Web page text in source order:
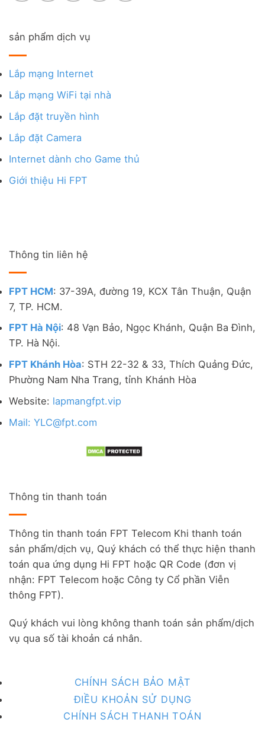
sản phẩm dịch vụ
Lắp mạng Internet
Lắp mạng WiFi tại nhà
Lắp đặt truyền hình
Lắp đặt Camera
Internet dành cho Game thủ
Giới thiệu Hi FPT
Thông tin liên hệ
FPT HCM: 37-39A, đường 19, KCX Tân Thuận, Quận
7, TP. HCM.
FPT Hà Nội: 48 Vạn Bảo, Ngọc Khánh, Quận Ba Đình,
TP. Hà Nội.
FPT Khánh Hòa: STH 22-32 & 33, Thích Quảng Đức,
Phường Nam Nha Trang, tỉnh Khánh Hòa
Website: lapmangfpt.vip
Mail: YLC@fpt.com
Thông tin thanh toán
Thông tin thanh toán FPT Telecom Khi thanh toán
sản phẩm/dịch vụ, Quý khách có thể thực hiện thanh
toán qua ứng dụng Hi FPT hoặc QR Code (đơn vị
nhận: FPT Telecom hoặc Công ty Cổ phần Viễn
thông FPT).
Quý khách vui lòng không thanh toán sản phẩm/dịch
vụ qua số tài khoản cá nhân.
CHÍNH SÁCH BẢO MẬT
ĐIỀU KHOẢN SỬ DỤNG
CHÍNH SÁCH THANH TOÁN